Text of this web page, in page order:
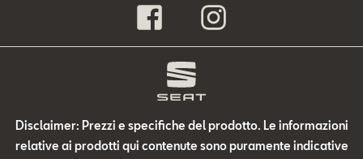
Disclaimer: Prezzi e specifiche del prodotto. Le informazioni
relative ai prodotti qui contenute sono puramente indicative